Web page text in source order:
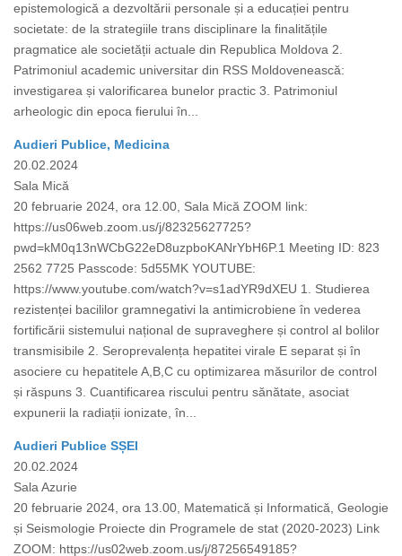
epistemologică a dezvoltării personale și a educației pentru
societate: de la strategiile trans disciplinare la finalitățile
pragmatice ale societății actuale din Republica Moldova 2.
Patrimoniul academic universitar din RSS Moldovenească:
investigarea și valorificarea bunelor practic 3. Patrimoniul
arheologic din epoca fierului în...
Audieri Publice, Medicina
20.02.2024
Sala Mică
20 februarie 2024, ora 12.00, Sala Mică ZOOM link:
https://us06web.zoom.us/j/82325627725?
pwd=kM0q13nWCbG22eD8uzpboKANrYbH6P.1 Meeting ID: 823
2562 7725 Passcode: 5d55MK YOUTUBE:
https://www.youtube.com/watch?v=s1adYR9dXEU 1. Studierea
rezistenței bacililor gramnegativi la antimicrobiene în vederea
fortificării sistemului național de supraveghere și control al bolilor
transmisibile 2. Seroprevalența hepatitei virale E separat și în
asociere cu hepatitele A,B,C cu optimizarea măsurilor de control
și răspuns 3. Cuantificarea riscului pentru sănătate, asociat
expunerii la radiații ionizate, în...
Audieri Publice SȘEI
20.02.2024
Sala Azurie
20 februarie 2024, ora 13.00, Matematică și Informatică, Geologie
și Seismologie Proiecte din Programele de stat (2020-2023) Link
ZOOM: https://us02web.zoom.us/j/87256549185?